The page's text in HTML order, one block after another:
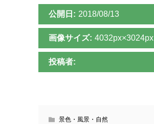
公開日: 2018/08/13
画像サイズ: 4032px×3024px
投稿者:
景色・風景・自然